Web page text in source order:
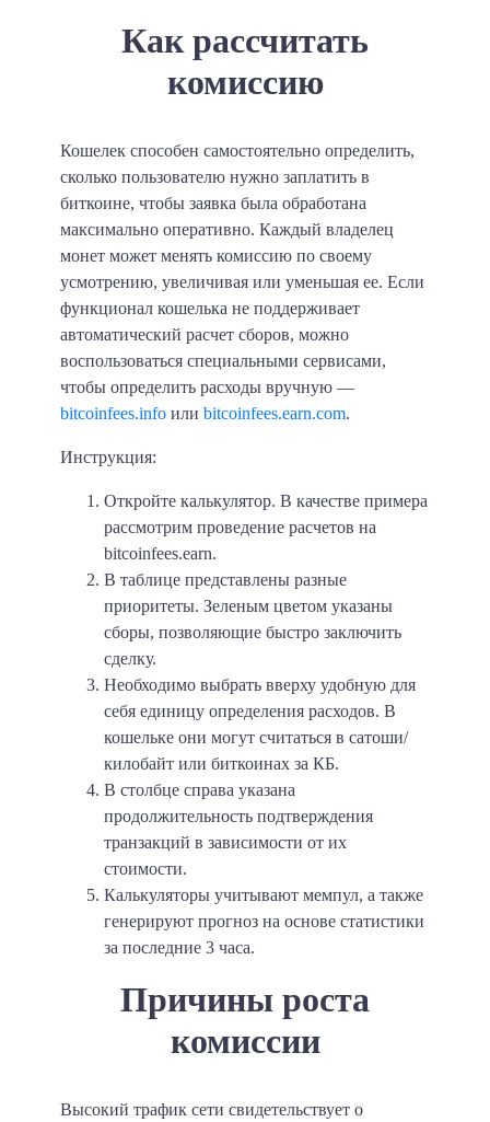
Как рассчитать
комиссию
Кошелек способен самостоятельно определить,
сколько пользователю нужно заплатить в
биткоине, чтобы заявка была обработана
максимально оперативно. Каждый владелец
монет может менять комиссию по своему
усмотрению, увеличивая или уменьшая ее. Если
функционал кошелька не поддерживает
автоматический расчет сборов, можно
воспользоваться специальными сервисами,
чтобы определить расходы вручную —
bitcoinfees.info или bitcoinfees.earn.com.
Инструкция:
Откройте калькулятор. В качестве примера
рассмотрим проведение расчетов на
bitcoinfees.earn.
В таблице представлены разные
приоритеты. Зеленым цветом указаны
сборы, позволяющие быстро заключить
сделку.
Необходимо выбрать вверху удобную для
себя единицу определения расходов. В
кошельке они могут считаться в сатоши/
килобайт или биткоинах за КБ.
В столбце справа указана
продолжительность подтверждения
транзакций в зависимости от их
стоимости.
Калькуляторы учитывают мемпул, а также
генерируют прогноз на основе статистики
за последние 3 часа.
Причины роста
комиссии
Высокий трафик сети свидетельствует о